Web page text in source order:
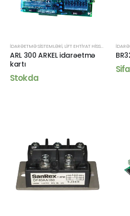
İDARƏETMƏ SISTEMLƏRI, LIFT EHTIYAT HISSƏLƏRI
ARL 300 ARKEL idarəetmə
kartı
Stokda